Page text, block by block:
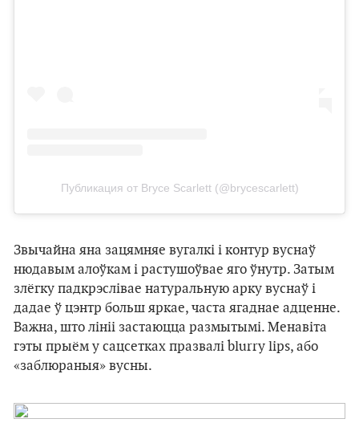
Публикация от Bryce Scarlett (@brycescarlett)
Звычайна яна зацямняе вугалкі і контур вуснаў
нюдавым алоўкам і растушоўвае яго ўнутр. Затым
злёгку падкрэслівае натуральную арку вуснаў і
дадае ў цэнтр больш яркае, часта ягаднае адценне.
Важна, што лініі застаюцца размытымі. Менавіта
гэты прыём у сацсетках празвалі blurry lips, або
«заблюраныя» вусны.